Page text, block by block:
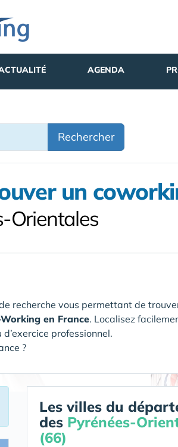
AGENDA
Rechercher
un
Orientales
recherche vous permettant de
en France. Localisez
professionnel.
?
Les villes du
des Pyrénées-
(66)